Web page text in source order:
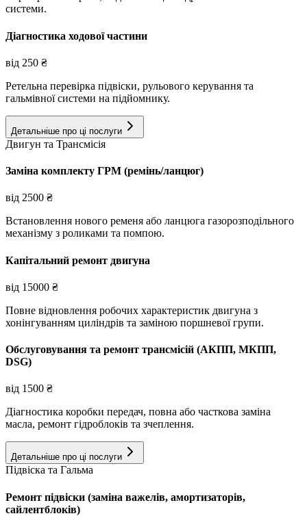
системи.
Діагностика ходової частини
від 250 ₴
Ретельна перевірка підвіски, рульового керування та
гальмівної системи на підйомнику.
Детальніше про ці послуги
Двигун та Трансмісія
Заміна комплекту ГРМ (ремінь/ланцюг)
від 2500 ₴
Встановлення нового ременя або ланцюга газорозподільного
механізму з роликами та помпою.
Капітальний ремонт двигуна
від 15000 ₴
Повне відновлення робочих характеристик двигуна з
хонінгуванням циліндрів та заміною поршневої групи.
Обслуговування та ремонт трансмісій (АКПП, МКПП,
DSG)
від 1500 ₴
Діагностика коробки передач, повна або часткова заміна
масла, ремонт гідроблоків та зчеплення.
Детальніше про ці послуги
Підвіска та Гальма
Ремонт підвіски (заміна важелів, амортизаторів,
сайлентблоків)